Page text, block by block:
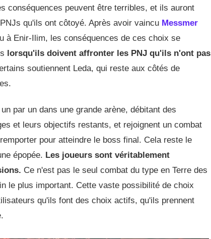
conséquences peuvent être terribles, et ils auront
qu'ils ont côtoyé. Après avoir vaincu Messmer
à Enir-Ilim, les conséquences de ces choix se
lorsqu'ils doivent affronter les PNJ qu'ils n'ont pas
soutiennent Leda, qui reste aux côtés de
par un dans une grande arène, débitant des
et leurs objectifs restants, et rejoignent un combat
pour atteindre le boss final. Cela reste le
épopée. Les joueurs sont véritablement
Ce n'est pas le seul combat du type en Terre des
le plus important. Cette vaste possibilité de choix
qu'ils font des choix actifs, qu'ils prennent